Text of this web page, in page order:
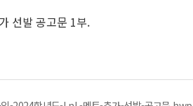
선발 공고문 1부.